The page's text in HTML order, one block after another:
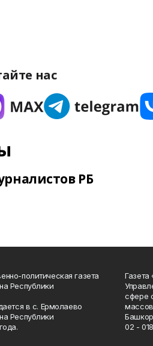
нас
РБ
политическая газета
Республики
в с. Ермолаево
Республики
Газета
сфере
02 -